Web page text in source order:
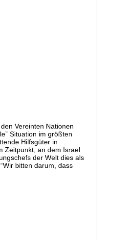
Vereinten Nationen
Situation im größten
Hilfsgüter in
Zeitpunkt, an dem Israel
der Welt dies als
bitten darum, dass